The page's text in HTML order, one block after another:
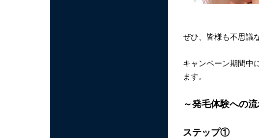
ぜひ、皆様も不思議
キャンペーン期間中
ます。
～発毛体験への流
ステップ①